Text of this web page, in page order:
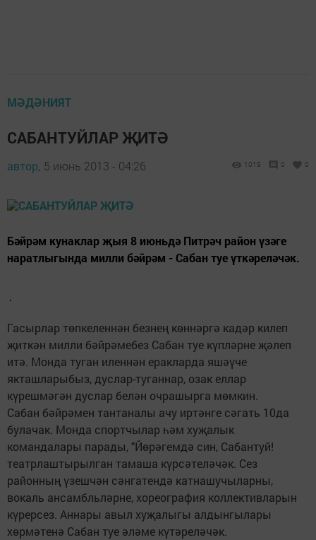
МӘДӘНИЯТ
САБАНТУЙЛАР ҖИТӘ
автор, 5 июнь 2013 - 04:26 1019 0 0
Бәйрәм кунаклар җыя 8 июньдә Питрәч район үзәге
наратлыгында милли бәйрәм - Сабан туе үткәреләчәк.
Гасырлар төпкеленнән безнең көннәргә кадәр килеп
җиткән милли бәйрәмебез Сабан туе күпләрне җәлеп
итә. Монда туган иленнән еракларда яшәүче
якташларыбыз, дуслар-туганнар, озак еллар
күрешмәгән дуслар белән очрашырга мөмкин.
Сабан бәйрәмен тантаналы ачу иртәнге сәгать 10да
булачак. Монда спортчылар һәм хуҗалык
командалары парады, "Йөрәгемдә син, Сабантуй!
театрлаштырылган тамаша күрсәтеләчәк. Сез
районның үзешчән сәнгатендә катнашучыларны,
вокаль ансамбльләрне, хореография коллективларын
күрерсез. Аннары авыл хуҗалыгы алдынгылары
хөрмәтенә Сабан туе әләме күтәреләчәк.